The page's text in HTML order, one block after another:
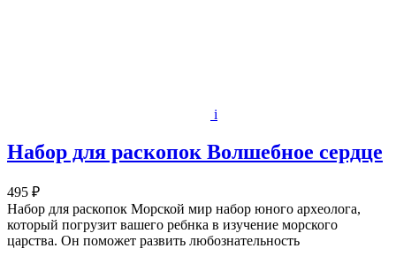
i
Набор для раскопок Волшебное сердце
495 ₽
Набор для раскопок Морской мир набор юного археолога,
который погрузит вашего ребнка в изучение морского
царства. Он поможет развить любознательность